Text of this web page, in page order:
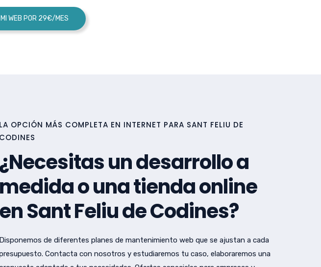
MI WEB POR 29€/MES
LA OPCIÓN MÁS COMPLETA EN INTERNET PARA SANT FELIU DE
CODINES
¿Necesitas un desarrollo a
medida o una tienda online
en Sant Feliu de Codines?
Disponemos de diferentes planes de mantenimiento web que se ajustan a cada
Contacta con nosotros y estudiaremos tu caso, elaboraremos una